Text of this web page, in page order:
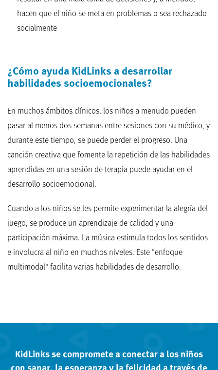
hacen que el niño se meta en problemas o sea rechazado
socialmente
¿Cómo ayuda KidLinks a desarrollar
habilidades socioemocionales?
En muchos ámbitos clínicos, los niños a menudo pueden
pasar al menos dos semanas entre sesiones con su médico, y
durante este tiempo, se puede perder el progreso. Una
canción creativa que fomente la repetición de las habilidades
aprendidas en una sesión de terapia puede ayudar en el
desarrollo socioemocional.
Cuando a los niños se les permite experimentar la alegría del
juego, se produce un aprendizaje de calidad y una
participación máxima. La música estimula todos los sentidos
e involucra al niño en muchos niveles. Este "enfoque
multimodal" facilita varias habilidades de desarrollo.
KidLinks se compromete a conectar a los niños